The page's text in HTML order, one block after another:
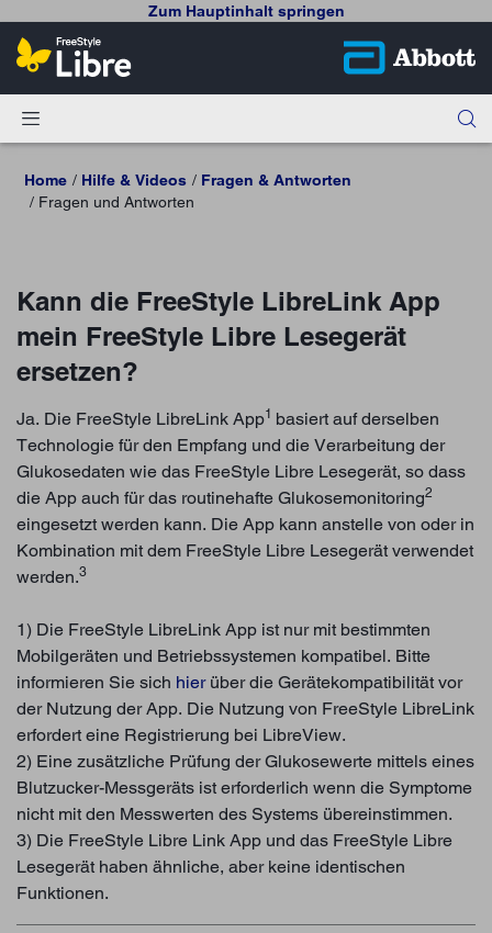
Zum Hauptinhalt springen
Home Hilfe & Videos
Fragen & Antworten
Fragen und Antworten
Kann die FreeStyle LibreLink App
mein FreeStyle Libre Lesegerät
ersetzen?
Ja. Die FreeStyle LibreLink App1 basiert auf derselben
Technologie für den Empfang und die Verarbeitung der
Glukosedaten wie das FreeStyle Libre Lesegerät, so dass
die App auch für das routinehafte Glukosemonitoring2
eingesetzt werden kann. Die App kann anstelle von oder in
Kombination mit dem FreeStyle Libre Lesegerät verwendet
werden.3
1) Die FreeStyle LibreLink App ist nur mit bestimmten
Mobilgeräten und Betriebssystemen kompatibel. Bitte
informieren Sie sich hierüber die Gerätekompatibilität vor
der Nutzung der App. Die Nutzung von FreeStyle LibreLink
erfordert eine Registrierung bei LibreView.
2) Eine zusätzliche Prüfung der Glukosewerte mittels eines
Blutzucker-Messgeräts ist erforderlich wenn die Symptome
nicht mit den Messwerten des Systems übereinstimmen.
3) Die FreeStyle Libre Link App und das FreeStyle Libre
Lesegerät haben ähnliche, aber keine identischen
Funktionen.